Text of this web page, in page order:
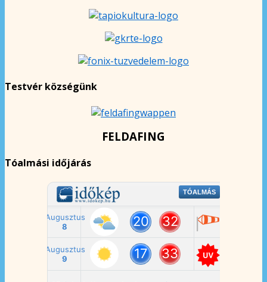
Testvér községünk
FELDAFING
Tóalmási időjárás